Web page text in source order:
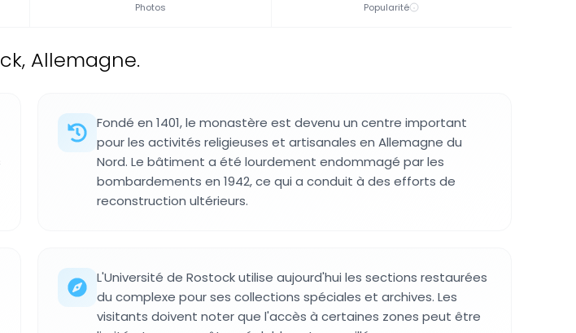
Photos Popularité
Allemagne.
Fondé en 1401, le monastère est devenu un centre important
pour les activités religieuses et artisanales en Allemagne du
Nord. Le bâtiment a été lourdement endommagé par les
bombardements en 1942, ce qui a conduit à des efforts de
reconstruction ultérieurs.
L'Université de Rostock utilise aujourd'hui les sections restaurées
du complexe pour ses collections spéciales et archives. Les
visitants doivent noter que l'accès à certaines zones peut être